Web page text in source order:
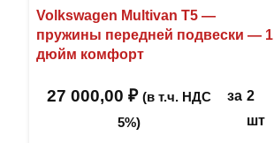
Volkswagen Multivan T5 —
пружины передней подвески — 1
дюйм комфорт
27 000,00₽ (в т.ч. НДС
5%)
за 2
шт